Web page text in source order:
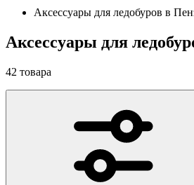
Аксессуары для ледобуров в
Аксессуары для
42 товара